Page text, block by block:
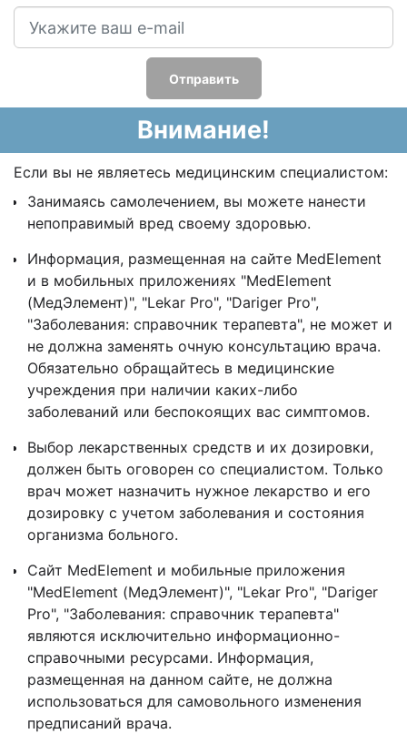
Отправить
Внимание!
Если вы не являетесь медицинским специалистом:
Занимаясь самолечением, вы можете нанести
непоправимый вред своему здоровью.
Информация, размещенная на сайте MedElement
и в мобильных приложениях "MedElement
(МедЭлемент)", "Lekar Pro", "Dariger Pro",
"Заболевания: справочник терапевта", не может и
не должна заменять очную консультацию врача.
Обязательно обращайтесь в медицинские
учреждения при наличии каких-либо
заболеваний или беспокоящих вас симптомов.
Выбор лекарственных средств и их дозировки,
должен быть оговорен со специалистом. Только
врач может назначить нужное лекарство и его
дозировку с учетом заболевания и состояния
организма больного.
Сайт MedElement и мобильные приложения
"MedElement (МедЭлемент)", "Lekar Pro", "Dariger
Pro", "Заболевания: справочник терапевта"
являются исключительно информационно-
справочными ресурсами. Информация,
размещенная на данном сайте, не должна
использоваться для самовольного изменения
предписаний врача.